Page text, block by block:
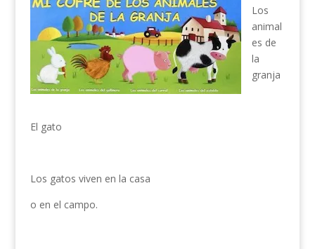
Los
animal
es de
la
granja
El gato
Los gatos viven en la casa
o en el campo.